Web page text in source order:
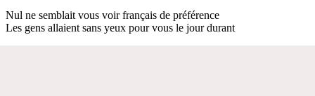
Nul ne semblait vous voir français de préférence
Les gens allaient sans yeux pour vous le jour durant